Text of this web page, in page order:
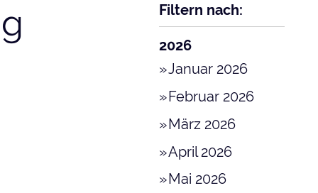
Filtern nach:
2026
Januar 2026
Februar 2026
März 2026
April 2026
Mai 2026